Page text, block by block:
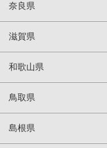
奈良県
滋賀県
和歌山県
鳥取県
島根県